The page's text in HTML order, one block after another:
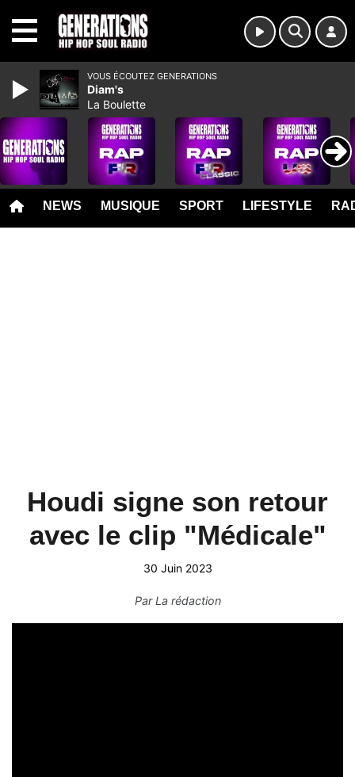
NEWS MUSIQUE SPORT LIFESTYLE
Houdi signe son retour
avec le clip "Médicale"
30 Juin 2023
ParLa rédaction
VOUS ÉCOUTEZ GENERATIONS
Diam's
La Boulette